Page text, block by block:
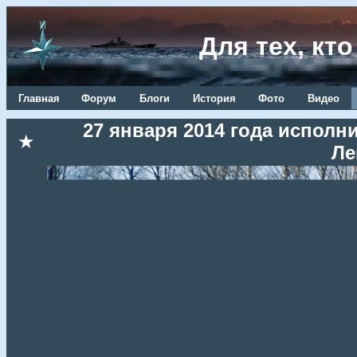
Для тех,
Главная Форум Блоги История Фото Видео
★
27 января 2014 года